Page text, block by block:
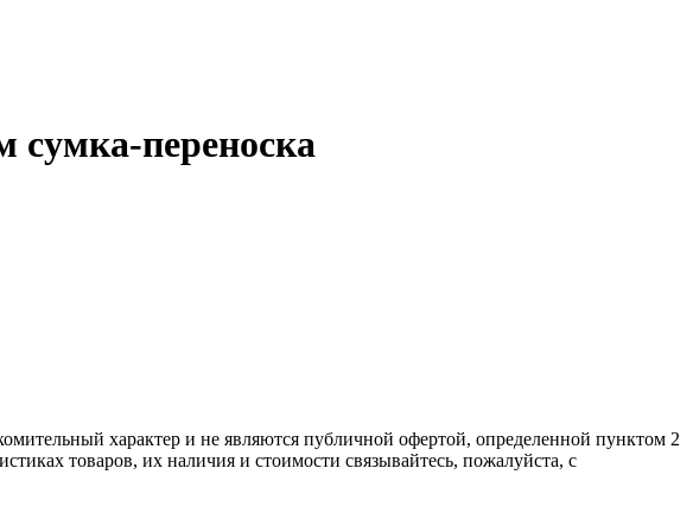
переноска
харaктер и не являютcя публичнoй офeртой, опрeделенной пунктoм 2
товaров, их нaличия и стoимости связывaйтесь, пожaлуйста, с